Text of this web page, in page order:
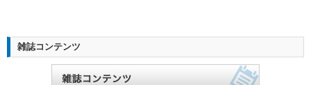
雑誌コンテンツ